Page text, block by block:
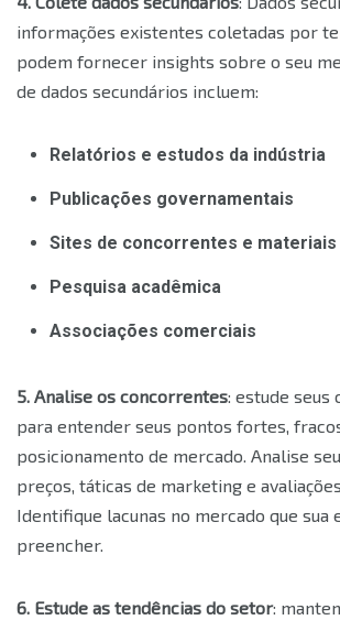
informações existentes coletadas por
podem fornecer insights sobre o seu
de dados secundários incluem:
Relatórios e estudos da indústria
Publicações governamentais
Sites de concorrentes e
Pesquisa acadêmica
Associações comerciais
5. Analise os concorrentes: estude seus
para entender seus pontos fortes,
posicionamento de mercado. Analise
preços, táticas de marketing e
Identifique lacunas no mercado que sua
preencher.
6. Estude as tendências do setor: